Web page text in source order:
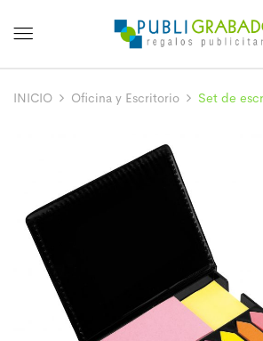
INICIO Oficina y Escritorio Set de